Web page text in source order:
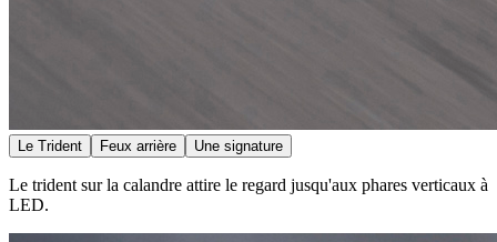
Le Trident Feux arrière Une signature
Le trident sur la calandre attire le regard jusqu'aux phares verticaux à
LED.